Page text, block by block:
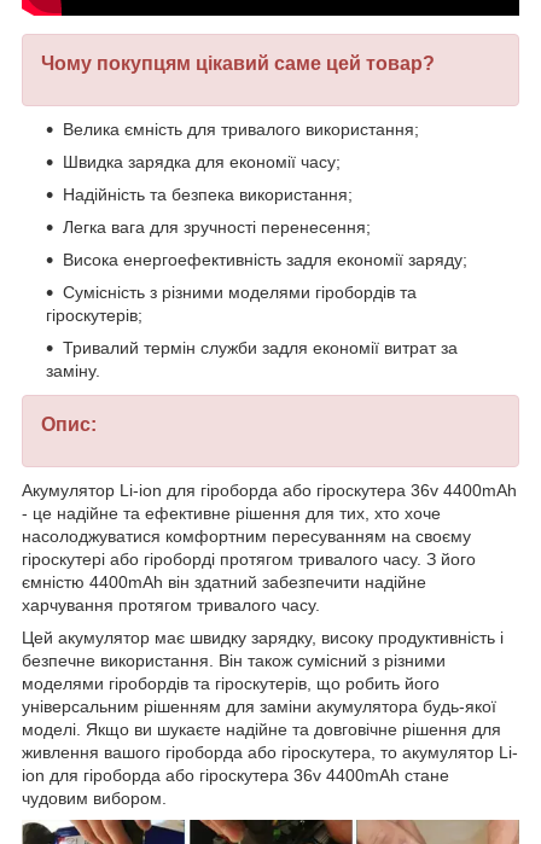
Чому покупцям цікавий саме цей товар?
Велика ємність для тривалого використання;
Швидка зарядка для економії часу;
Надійність та безпека використання;
Легка вага для зручності перенесення;
Висока енергоефективність задля економії заряду;
Сумісність з різними моделями гіробордів та
гіроскутерів;
Тривалий термін служби задля економії витрат за
заміну.
Опис:
Акумулятор Li-ion для гіроборда або гіроскутера 36v 4400mAh
- це надійне та ефективне рішення для тих, хто хоче
насолоджуватися комфортним пересуванням на своєму
гіроскутері або гіроборді протягом тривалого часу. З його
ємністю 4400mAh він здатний забезпечити надійне
харчування протягом тривалого часу.
Цей акумулятор має швидку зарядку, високу продуктивність і
безпечне використання. Він також сумісний з різними
моделями гіробордів та гіроскутерів, що робить його
універсальним рішенням для заміни акумулятора будь-якої
моделі. Якщо ви шукаєте надійне та довговічне рішення для
живлення вашого гіроборда або гіроскутера, то акумулятор Li-
ion для гіроборда або гіроскутера 36v 4400mAh стане
чудовим вибором.